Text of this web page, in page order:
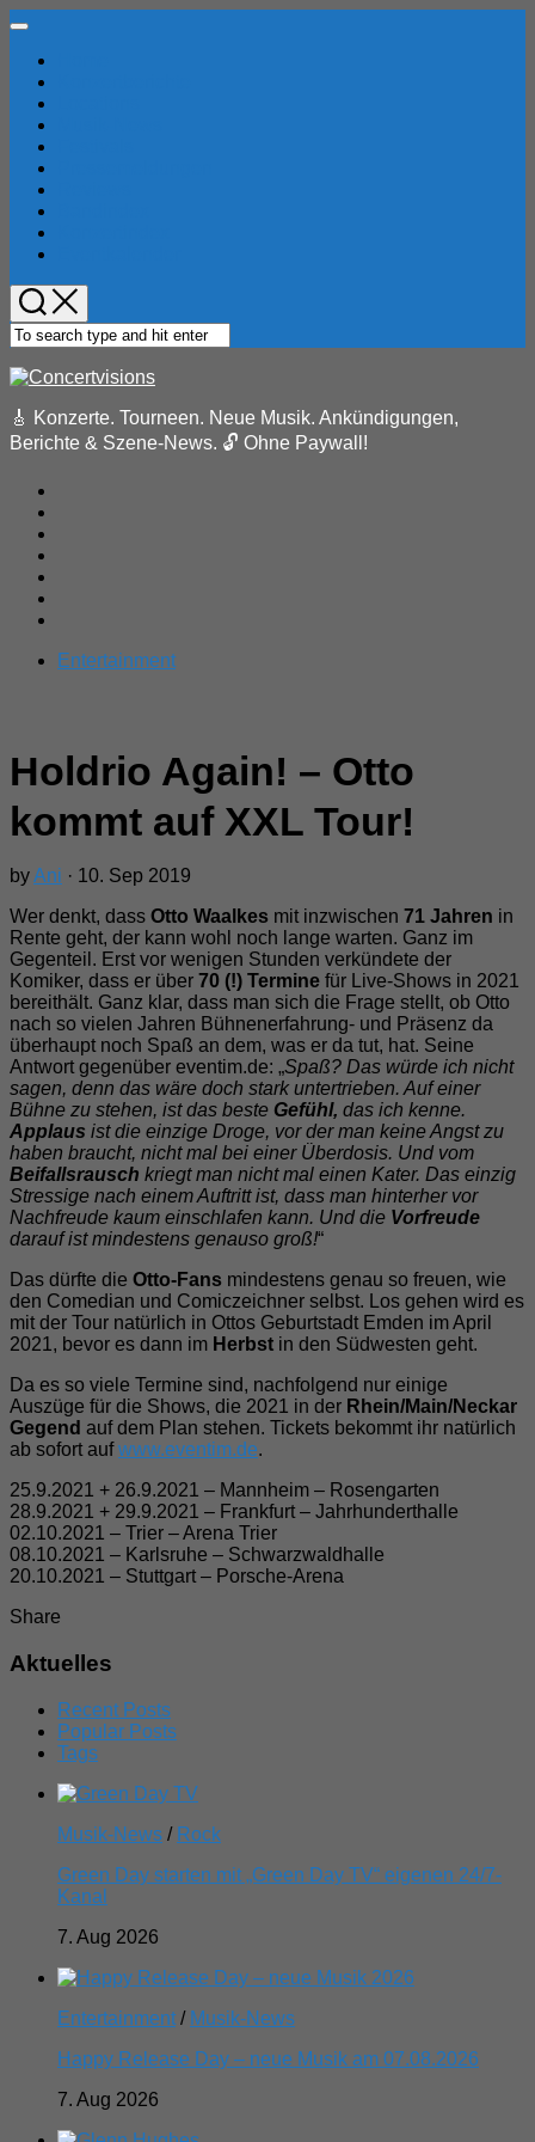
Skip
content
Expand
🎸 Konzerte. Tourneen. Neue Musik. Ankündigungen,
Berichte & Szene-News. 🔓 Ohne Paywall!
Entertainment
Holdrio Again! – Otto
kommt auf XXL Tour!
byAni · 10. Sep 2019
Wer denkt, dass Otto Waalkes mit inzwischen 71 Jahren in
Rente geht, der kann wohl noch lange warten. Ganz im
Gegenteil. Erst vor wenigen Stunden verkündete der
Komiker, dass er über 70 (!) Termine für Live-Shows in 2021
bereithält. Ganz klar, dass man sich die Frage stellt, ob Otto
nach so vielen Jahren Bühnenerfahrung- und Präsenz da
überhaupt noch Spaß an dem, was er da tut, hat. Seine
Antwort gegenüber eventim.de: „Spaß? Das würde ich nicht
sagen, denn das wäre doch stark untertrieben. Auf einer
Bühne zu stehen, ist das beste Gefühl, das ich kenne.
Applaus ist die einzige Droge, vor der man keine Angst zu
haben braucht, nicht mal bei einer Überdosis. Und vom
Beifallsrausch kriegt man nicht mal einen Kater. Das einzig
Stressige nach einem Auftritt ist, dass man hinterher vor
Nachfreude kaum einschlafen kann. Und die Vorfreude
darauf ist mindestens genauso groß!“
Das dürfte die Otto-Fans mindestens genau so freuen, wie
den Comedian und Comiczeichner selbst. Los gehen wird es
mit der Tour natürlich in Ottos Geburtstadt Emden im April
2021, bevor es dann im Herbst in den Südwesten geht.
Da es so viele Termine sind, nachfolgend nur einige
Auszüge für die Shows, die 2021 in der Rhein/Main/Neckar
Gegend auf dem Plan stehen. Tickets bekommt ihr natürlich
ab sofort aufwww.eventim.de.
25.9.2021 + 26.9.2021 – Mannheim – Rosengarten
28.9.2021 + 29.9.2021 – Frankfurt – Jahrhunderthalle
02.10.2021 – Trier – Arena Trier
08.10.2021 – Karlsruhe – Schwarzwaldhalle
20.10.2021 – Stuttgart – Porsche-Arena
Share
Aktuelles
Recent Posts
Popular Posts
Tags
Musik-News / Rock
Green Day starten mit „Green Day TV“ eigenen 24/7-
Kanal
7. Aug 2026
Entertainment / Musik-News
Happy Release Day – neue Musik am 07.08.2026
7. Aug 2026